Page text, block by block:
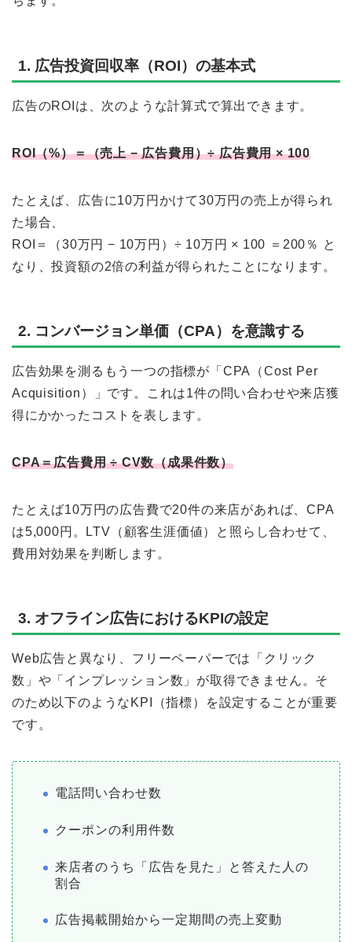
1. 広告投資回収率（ROI）の基本式
広告のROIは、次のような計算式で算出できます。
ROI（%）＝（売上 − 広告費用）÷ 広告費用 × 100
たとえば、広告に10万円かけて30万円の売上が得られ
た場合、
ROI＝（30万円 − 10万円）÷ 10万円 × 100 ＝200％ と
なり、投資額の2倍の利益が得られたことになります。
2. コンバージョン単価（CPA）を意識する
広告効果を測るもう一つの指標が「CPA（Cost Per
Acquisition）」です。これは1件の問い合わせや来店獲
得にかかったコストを表します。
CPA＝広告費用 ÷ CV数（成果件数）
たとえば10万円の広告費で20件の来店があれば、CPA
は5,000円。LTV（顧客生涯価値）と照らし合わせて、
費用対効果を判断します。
3. オフライン広告におけるKPIの設定
Web広告と異なり、フリーペーパーでは「クリック
数」や「インプレッション数」が取得できません。そ
のため以下のようなKPI（指標）を設定することが重要
です。
電話問い合わせ数
クーポンの利用件数
来店者のうち「広告を見た」と答えた人の
割合
広告掲載開始から一定期間の売上変動